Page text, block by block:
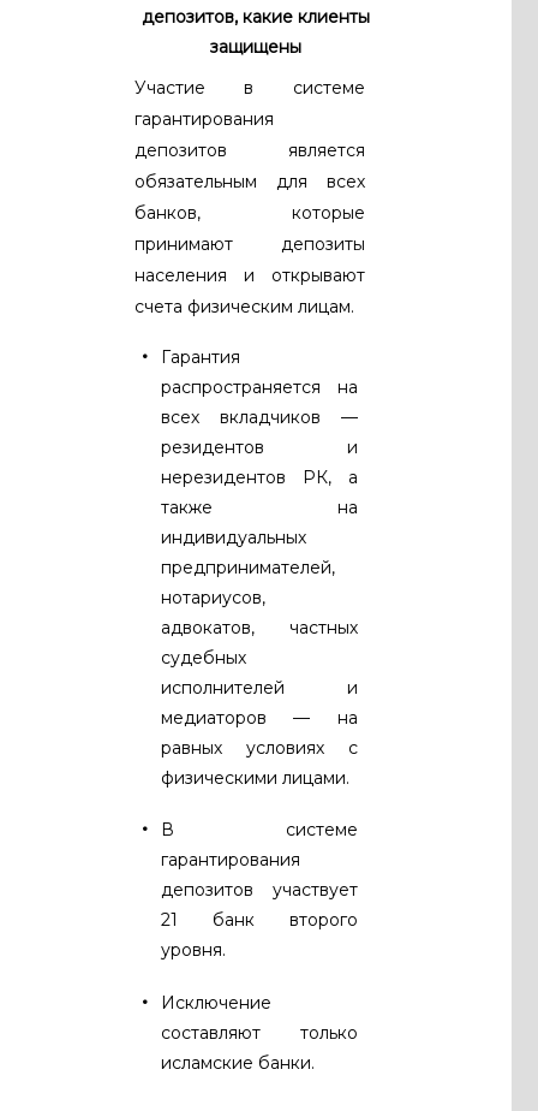
депозитов, какие клиенты
защищены
Участие в системе
гарантирования
депозитов является
обязательным для всех
банков, которые
принимают депозиты
населения и открывают
счета физическим лицам.
Гарантия
распространяется на
всех вкладчиков —
резидентов и
нерезидентов РК, а
также на
индивидуальных
предпринимателей,
нотариусов,
адвокатов, частных
судебных
исполнителей и
медиаторов — на
равных условиях с
физическими лицами.
В системе
гарантирования
депозитов участвует
21 банк второго
уровня.
Исключение
составляют только
исламские банки.